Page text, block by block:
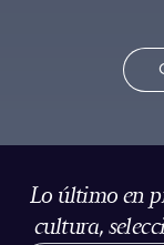
Lo último en
cultura,